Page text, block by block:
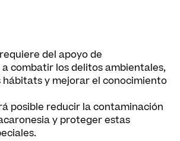
del apoyo de
a combatir los delitos ambientales,
hábitats y mejorar el conocimiento
posible reducir la contaminación
y proteger estas